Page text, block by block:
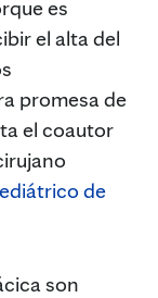
es
el alta del
promesa de
el coautor
de
son